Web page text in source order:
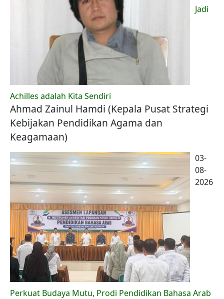
Jadi
Achilles adalah Kita Sendiri
Ahmad Zainul Hamdi (Kepala Pusat Strategi
Kebijakan Pendidikan Agama dan
Keagamaan)
03-
08-
2026
Perkuat Budaya Mutu, Prodi Pendidikan Bahasa Arab